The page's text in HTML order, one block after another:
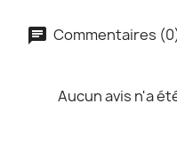
Commentaires
Aucun avis n'a